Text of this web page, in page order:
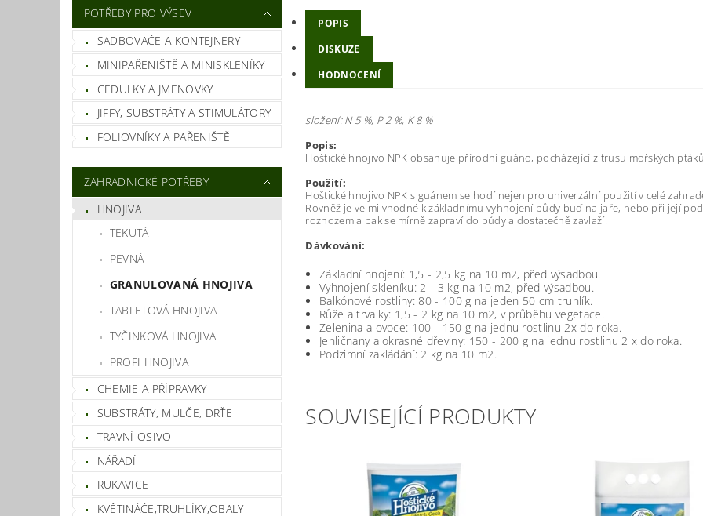
POTŘEBY PRO VÝSEV
SADBOVAČE A KONTEJNERY
MINIPAŘENIŠTĚ A MINISKLENÍKY
CEDULKY A JMENOVKY
JIFFY, SUBSTRÁTY A STIMULÁTORY
FOLIOVNÍKY A PAŘENIŠTĚ
ZAHRADNICKÉ POTŘEBY
HNOJIVA
TEKUTÁ
PEVNÁ
GRANULOVANÁ HNOJIVA
TABLETOVÁ HNOJIVA
TYČINKOVÁ HNOJIVA
PROFI HNOJIVA
CHEMIE A PŘÍPRAVKY
SUBSTRÁTY, MULČE, DRŤE
TRAVNÍ OSIVO
NÁŘADÍ
RUKAVICE
KVĚTINÁČE,TRUHLÍKY,OBALY
POPIS
DISKUZE
HODNOCENÍ
složení: N 5 %, P 2 %, K 8 %
Popis:
Hoštické hnojivo NPK obsahuje přírodní guáno, pocházející z trusu mořských
Použití:
Hoštické hnojivo NPK s guánem se hodí nejen pro univerzální použití v celé
Rovněž je velmi vhodné k základnímu vyhnojení půdy buď na jaře, nebo při její
rozhozem a pak se mírně zapraví do půdy a dostatečně zavlaží.
Dávkování:
Základní hnojení: 1,5 - 2,5 kg na 10 m2, před výsadbou.
Vyhnojení skleníku: 2 - 3 kg na 10 m2, před výsadbou.
Balkónové rostliny: 80 - 100 g na jeden 50 cm truhlík.
Růže a trvalky: 1,5 - 2 kg na 10 m2, v průběhu vegetace.
Zelenina a ovoce: 100 - 150 g na jednu rostlinu 2x do roka.
Jehličnany a okrasné dřeviny: 150 - 200 g na jednu rostlinu 2 x do roka.
Podzimní zakládání: 2 kg na 10 m2.
SOUVISEJÍCÍ PRODUKTY